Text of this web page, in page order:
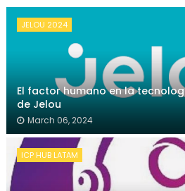
JELOU 2024
El factor humano en la
de Jelou
March 06, 2024
ICP HUB LATAM